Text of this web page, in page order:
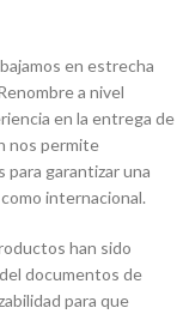
en estrecha
a nivel
en la entrega de
nos permite
para garantizar una
internacional.
han sido
documentos de
para que